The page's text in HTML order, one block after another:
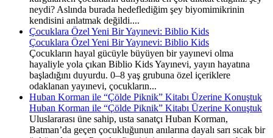
neydi? Aslında burada hedeflediğim şey biyomimikrinin
kendisini anlatmak değildi....
Çocuklara Özel Yeni Bir Yayınevi: Biblio Kids
Çocuklara Özel Yeni Bir Yayınevi: Biblio Kids
Çocukların hayal gücüyle büyüyen bir yayınevi olma
hayaliyle yola çıkan Biblio Kids Yayınevi, yayın hayatına
başladığını duyurdu. 0–8 yaş grubuna özel içeriklere
odaklanan yayınevi, çocukların...
Huban Korman ile “Çölde Piknik” Kitabı Üzerine Konuştuk
Huban Korman ile “Çölde Piknik” Kitabı Üzerine Konuştuk
Uluslararası üne sahip, usta sanatçı Huban Korman,
Batman’da geçen çocukluğunun anılarına dayalı sarı sıcak bir